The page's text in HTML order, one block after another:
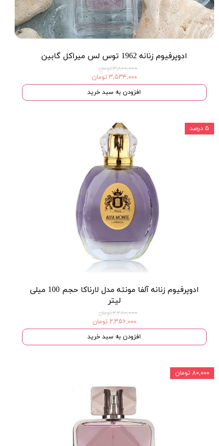
ادوپرفیوم زنانه 1962 توس لس میراکل گابین
۳,۸۰۰,۰۰۰ تومان
۳,۵۳۴,۰۰۰ تومان
افزودن به سبد خرید
ادوپرفیوم زنانه آلفا مونته مدل لارناکا حجم 100 میلی
لیتر
۲,۴۸۰,۰۰۰ تومان
۲,۳۵۶,۰۰۰ تومان
افزودن به سبد خرید
۵ درصد
۸۰,۰۰۰ تومان